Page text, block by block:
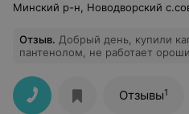
Минский р-н, Новодворский
Отзыв. Добрый день, купили
пантенолом, не работает
Отзывы1